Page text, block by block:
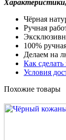
Чёрная
Ручная
100%
Делаем на
Как сделать
Условия
Похожие товары